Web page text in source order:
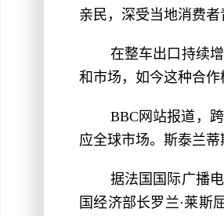
亲民，深受当地消费者
在整车出口持续
和市场，如今这种合作
BBC网站报道，
应全球市场。斯泰兰
据法国国际广播
国经济部长罗兰·莱斯